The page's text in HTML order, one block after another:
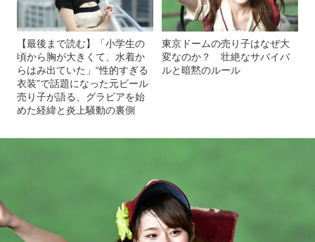
【最後まで読む】「小学生の
頃から胸が大きくて、水着か
らはみ出ていた」“性的すぎる
衣装”で話題になった元ビール
売り子が語る、グラビアを始
めた経緯と炎上騒動の裏側
東京ドームの売り子はなぜ大
変なのか？ 壮絶なサバイバ
ルと暗黙のルール